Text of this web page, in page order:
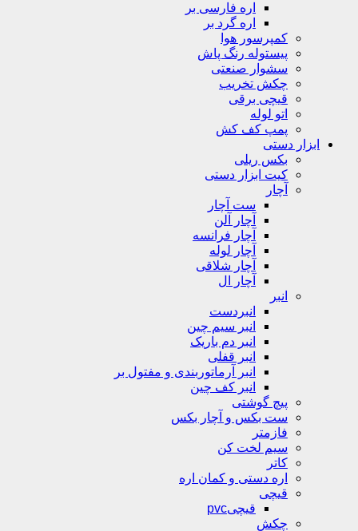
اره فارسی بر
اره گرد بر
کمپرسور هوا
پیستوله رنگ پاش
سشوار صنعتی
چکش تخریب
قیچی برقی
اتو لوله
پمپ کف کش
ابزار دستی
بکس ریلی
کیت ابزار دستی
آچار
ست آچار
آچار آلن
آچار فرانسه
آچار لوله
آچار شلاقی
آچار ال
انبر
انبردست
انبر سیم چین
انبر دم باریک
انبر قفلی
انبر آرماتوربندی و مفتول بر
انبر کف چین
پیچ گوشتی
ست بکس و آچار بکس
فازمتر
سیم لخت کن
کاتر
اره دستی و کمان اره
قیچی
قیچیpvc
چکش